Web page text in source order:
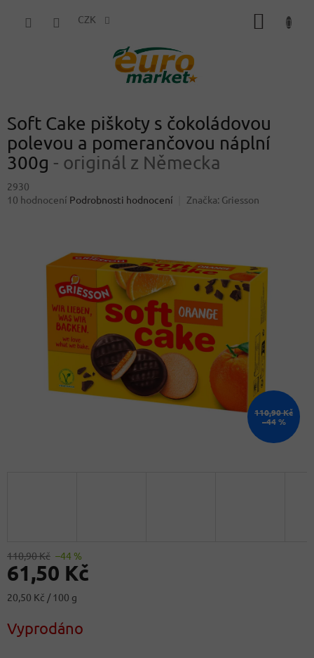
CZK
Soft Cake piškoty s čokoládovou
polevou a pomerančovou náplní
300g - originál z Německa
2930
Průměrné
10 hodnocení Podrobnosti hodnocení Značka: Griesson
110,90 Kč
–44 %
110,90 Kč –44 %
61,50 Kč
Měrná
20,50 Kč / 100 g
Vyprodáno